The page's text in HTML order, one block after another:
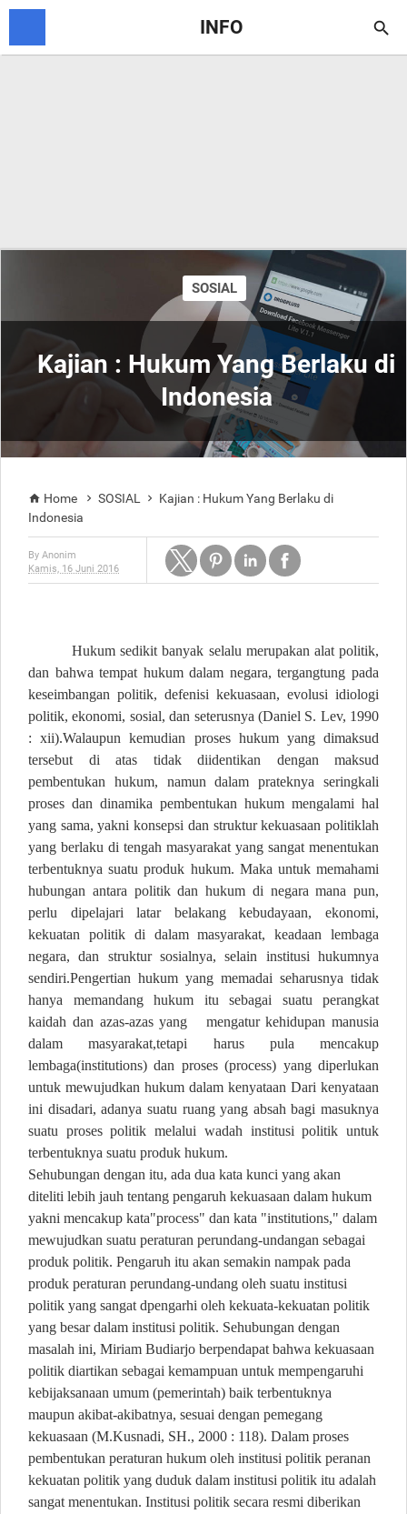
INFO 
Kajian : Hukum Yang Berlaku di
Indonesia
SOSIAL
 Home  SOSIAL 
Kajian : Hukum Yang Berlaku di
Indonesia
By Anonim
Kamis, 16 Juni 2016
Hukum sedikit banyak selalu merupakan alat politik,
dan bahwa tempat hukum dalam negara, tergangtung pada
keseimbangan politik, defenisi kekuasaan, evolusi idiologi
politik, ekonomi, sosial, dan seterusnya (Daniel S. Lev, 1990
: xii).Walaupun kemudian proses hukum yang dimaksud
tersebut di atas tidak diidentikan dengan maksud
pembentukan hukum, namun dalam prateknya seringkali
proses dan dinamika pembentukan hukum mengalami hal
yang sama, yakni konsepsi dan struktur kekuasaan politiklah
yang berlaku di tengah masyarakat yang sangat menentukan
terbentuknya suatu produk hukum. Maka untuk memahami
hubungan antara politik dan hukum di negara mana pun,
perlu dipelajari latar belakang kebudayaan, ekonomi,
kekuatan politik di dalam masyarakat, keadaan lembaga
negara, dan struktur sosialnya, selain institusi hukumnya
sendiri.Pengertian hukum yang memadai seharusnya tidak
hanya memandang hukum itu sebagai suatu perangkat
kaidah dan azas-azas yang
mengatur kehidupan manusia
dalam masyarakat,tetapi harus pula mencakup
lembaga(institutions) dan proses (process) yang diperlukan
untuk mewujudkan hukum dalam kenyataan Dari kenyataan
ini disadari, adanya suatu ruang yang absah bagi masuknya
suatu proses politik melalui wadah institusi politik untuk
terbentuknya suatu produk hukum.
Sehubungan dengan itu, ada dua kata kunci yang akan
diteliti lebih jauh tentang pengaruh kekuasaan dalam hukum
yakni mencakup kata"process" dan kata "institutions," dalam
mewujudkan suatu peraturan perundang-undangan sebagai
produk politik. Pengaruh itu akan semakin nampak pada
produk peraturan perundang-undang oleh suatu institusi
politik yang sangat dpengarhi oleh kekuata-kekuatan politik
yang besar dalam institusi politik. Sehubungan dengan
masalah ini, Miriam Budiarjo berpendapat bahwa kekuasaan
politik diartikan sebagai kemampuan untuk mempengaruhi
kebijaksanaan umum (pemerintah) baik terbentuknya
maupun akibat-akibatnya, sesuai dengan pemegang
kekuasaan (M.Kusnadi, SH., 2000 : 118). Dalam proses
pembentukan peraturan hukum oleh institusi politik peranan
kekuatan politik yang duduk dalam institusi politik itu adalah
sangat menentukan. Institusi politik secara resmi diberikan